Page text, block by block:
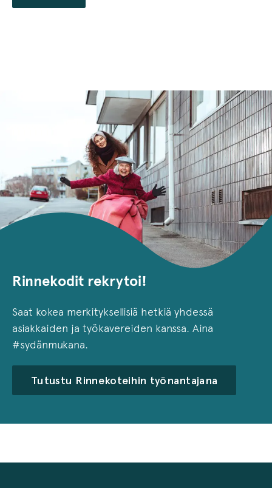
Rinnekodit rekrytoi!
Saat kokea merkityksellisiä hetkiä yhdessä
asiakkaiden ja työkavereiden kanssa. Aina
#sydänmukana.
Tutustu Rinnekoteihin työnantajana